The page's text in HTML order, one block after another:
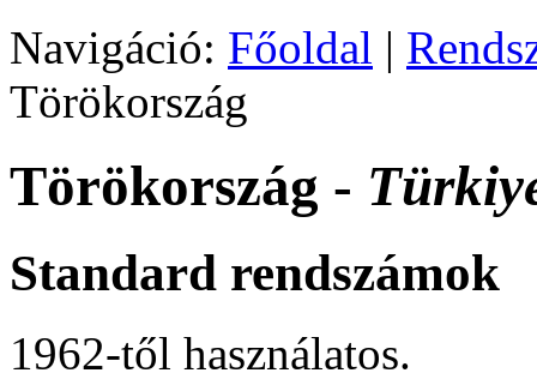
Navigáció: Főoldal |
Törökország
Törökország -
Standard rendszámok
1962-től használatos.